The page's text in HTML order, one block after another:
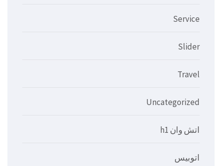
Service
Slider
Travel
Uncategorized
اتش وان h1
اتوبيس